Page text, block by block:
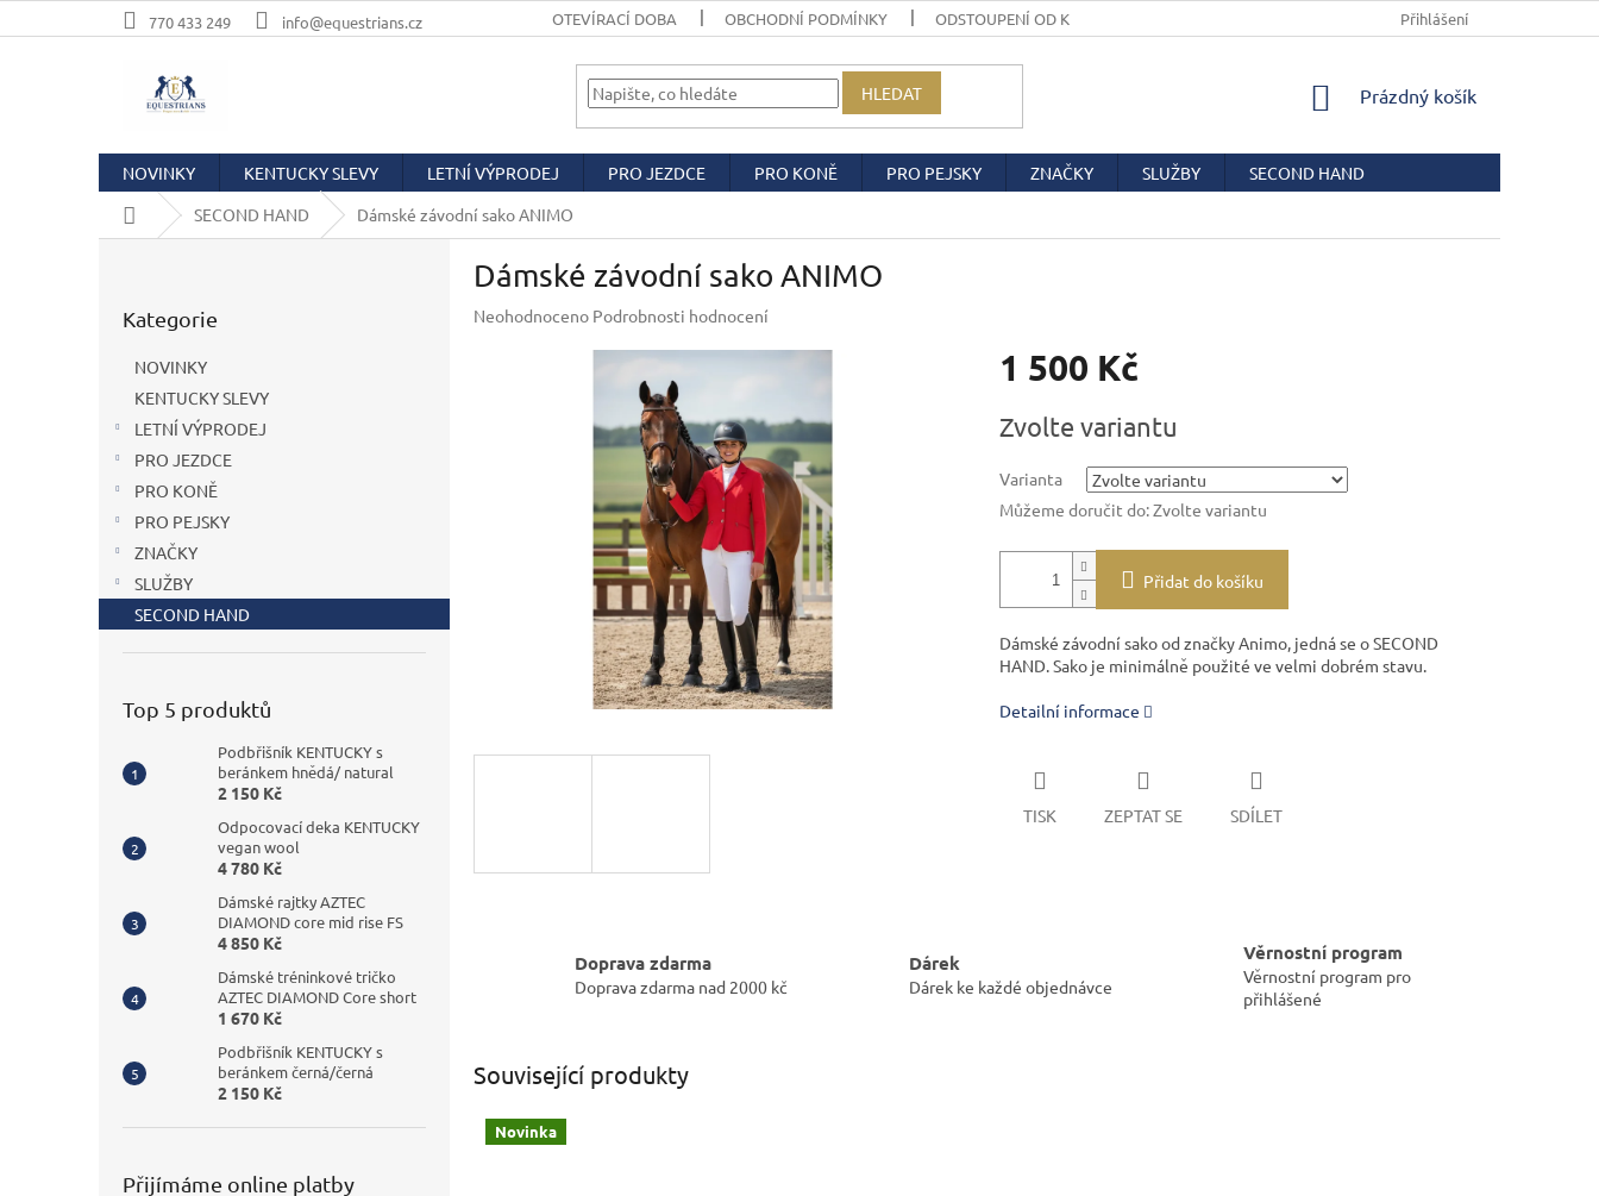
na
770 433 249 info@equestrians.cz OTEVÍRACÍ DOBA OBCHODNÍ PODMÍNKY ODSTOUPENÍ OD KUPNÍ SMLOUVY PODMÍNKY OCHRANY OSOBNÍCH ÚDAJŮ
Přihlášení
HLEDAT
NÁKUPNÍ
Prázdný košík
NOVINKY KENTUCKY SLEVY LETNÍ VÝPRODEJ PRO JEZDCE PRO KONĚ PRO PEJSKY ZNAČKY SLUŽBY
SECOND HAND
Domů SECOND HAND Dámské závodní sako ANIMO
l
kategorie
Kategorie
NOVINKY
KENTUCKY SLEVY
LETNÍ VÝPRODEJ
PRO JEZDCE
PRO KONĚ
PRO PEJSKY
ZNAČKY
SLUŽBY
SECOND HAND
Top 5 produktů
Podbřišník KENTUCKY s
beránkem hnědá/ natural
2 150 Kč
Odpocovací deka KENTUCKY
vegan wool
4 780 Kč
Dámské rajtky AZTEC
DIAMOND core mid rise FS
4 850 Kč
Dámské tréninkové tričko
AZTEC DIAMOND Core short
1 670 Kč
Podbřišník KENTUCKY s
beránkem černá/černá
2 150 Kč
Přijímáme online platby
Dámské závodní sako ANIMO
Průměrné
Neohodnoceno Podrobnosti hodnocení
1 500 Kč
cena:
Zvolte variantu
Varianta
Můžeme doručit do:Zvolte variantu
Přidat do košíku
Dámské závodní sako od značky Animo, jedná se o SECOND
HAND. Sako je minimálně použité ve velmi dobrém stavu.
Detailní informace
TISK ZEPTAT SE SDÍLET
Doprava zdarma
Doprava zdarma nad 2000 kč
Dárek
Dárek ke každé objednávce
Věrnostní program
Věrnostní program pro
přihlášené
Související produkty
Novinka